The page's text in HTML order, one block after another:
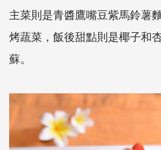
主菜則是青醬鷹嘴豆紫馬鈴薯
烤蔬菜，飯後甜點則是椰子和
蘇。